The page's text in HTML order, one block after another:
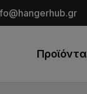
Προϊόντα